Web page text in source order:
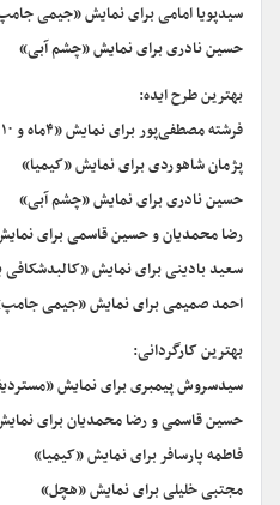
سیدپویا امامی برای نمایش «جیمی
حسین نادری برای نمایش «چشم آبی»
بهترین طرح ایده:
فرشته مصطفی‌پور برای نمایش «۴ماه و ۱۰ روز»
پژمان شاهوردی برای نمایش «کیمیا»
حسین نادری برای نمایش «چشم آبی»
رضا محمدیان و حسین قاسمی برای
سعید بادینی برای نمایش «کالبدشکافی
احمد صمیمی برای نمایش «جیمی
بهترین کارگردانی:
سیدسروش پیمبری برای نمایش
حسین قاسمی و رضا محمدیان برای
فاطمه پارسافر برای نمایش «کیمیا»
مجتبی خلیلی برای نمایش «هچل»